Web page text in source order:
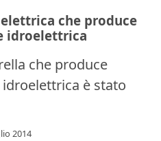
che produce
idroelettrica
che produce
è stato
2014